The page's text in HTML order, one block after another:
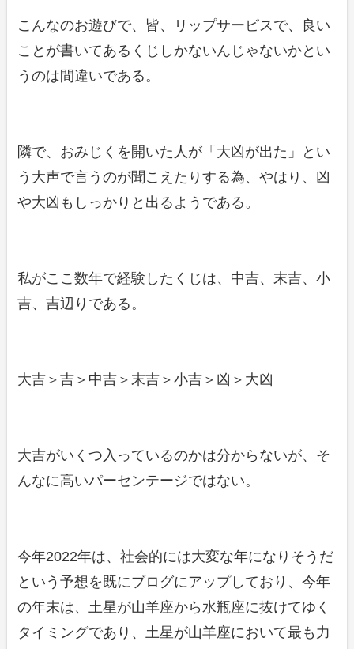
こんなのお遊びで、皆、リップサービスで、良い
ことが書いてあるくじしかないんじゃないかとい
うのは間違いである。
隣で、おみじくを開いた人が「大凶が出た」とい
う大声で言うのが聞こえたりする為、やはり、凶
や大凶もしっかりと出るようである。
私がここ数年で経験したくじは、中吉、末吉、小
吉、吉辺りである。
大吉＞吉＞中吉＞末吉＞小吉＞凶＞大凶
大吉がいくつ入っているのかは分からないが、そ
んなに高いパーセンテージではない。
今年2022年は、社会的には大変な年になりそうだ
という予想を既にブログにアップしており、今年
の年末は、土星が山羊座から水瓶座に抜けてゆく
タイミングであり、土星が山羊座において最も力